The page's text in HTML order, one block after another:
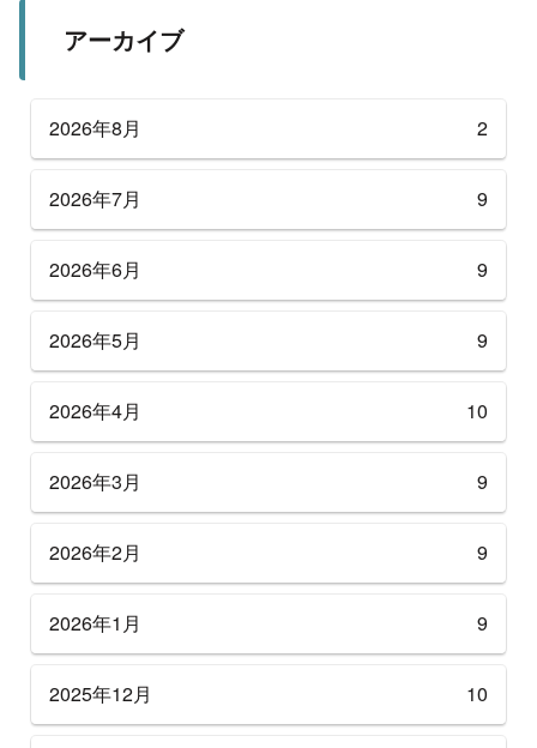
アーカイブ
2026年8月 2
2026年7月 9
2026年6月 9
2026年5月 9
2026年4月 10
2026年3月 9
2026年2月 9
2026年1月 9
2025年12月 10